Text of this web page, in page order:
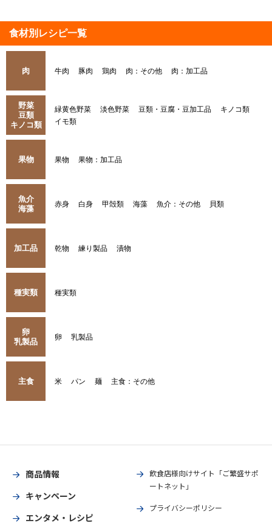
食材別レシピ一覧
肉 牛肉 豚肉 鶏肉 肉：その他 肉：加工品
野菜
豆類
キノコ類
緑黄色野菜 淡色野菜 豆類・豆腐・豆加工品
キノコ類
イモ類
果物 果物 果物：加工品
魚介
海藻
赤身 白身 甲殻類 海藻 魚介：その他 貝類
加工品 乾物 練り製品 漬物
種実類 種実類
卵
乳製品
卵 乳製品
主食 米 パン 麺 主食：その他
商品情報
キャンペーン
エンタメ・レシピ
飲食店様向けサイト「ご繁盛サポ
ートネット」
プライバシーポリシー